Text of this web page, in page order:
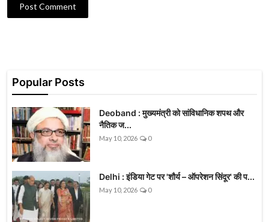
Post Comment
Popular Posts
Deoband : मुख्यमंत्री को सांविधानिक शपथ और
नैतिक ज...
May 10, 2026 0
Delhi : इंडिया गेट पर 'शौर्य – ऑपरेशन सिंदूर' की प...
May 10, 2026 0